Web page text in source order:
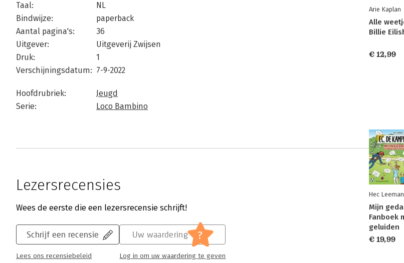
Taal:
NL
Bindwijze:
paperback
Aantal pagina's:
36
Uitgever:
Uitgeverij Zwijsen
Druk:
1
Verschijningsdatum: 7-9-2022
Hoofdrubriek:
Jeugd
Serie:
Loco Bambino
Lezersrecensies
Wees de eerste die een lezersrecensie schrijft!
Schrijf een recensie
Lees ons recensiebeleid
Uw waardering ?
Log in om uw waardering te geven
Arie Kaplan
Alle
Billie
€ 12,99
Hec
Mijn
Fanboek
geluiden
€ 19,99